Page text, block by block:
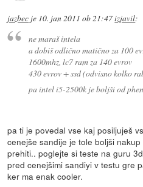
jazbec je 10. jan 2011 ob 21:47izjavil:
ne maraš intela
a dobiš odlično matično za 100
1600mhz, lc7 ram za 140 evrov
430 evrov + ssd (odvisno kolko
pa intel i5-2500k je boljši od
pa ti je povedal vse kaj posiljuješ
cenejše sandije je tole boljši
prehiti.. poglejte si teste na guru
pred cenejšimi sandiyi v testu gre
ker ma enak cooler.